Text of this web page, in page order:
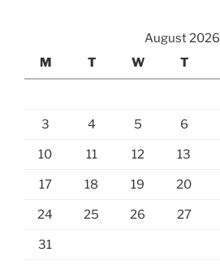
August 2026
M
T W T
3 4 5 6
10 11 12 13
17 18 19 20
24 25 26 27
31